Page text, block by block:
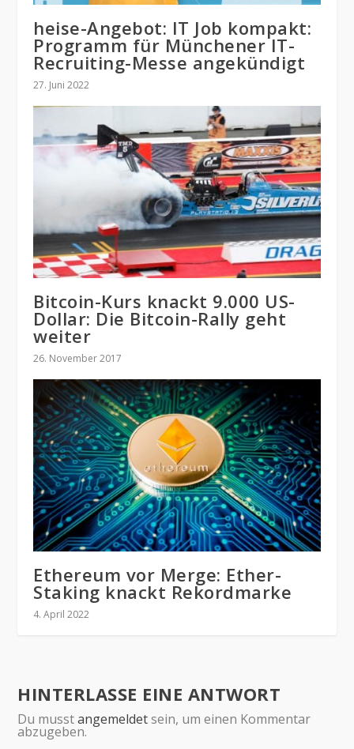
heise-Angebot: IT Job kompakt:
Programm für Münchener IT-
Recruiting-Messe angekündigt
27. Juni 2022
Bitcoin-Kurs knackt 9.000 US-
Dollar: Die Bitcoin-Rally geht
weiter
26. November 2017
Ethereum vor Merge: Ether-
Staking knackt Rekordmarke
4. April 2022
HINTERLASSE EINE ANTWORT
Du musstangemeldetsein, um einen Kommentar
abzugeben.